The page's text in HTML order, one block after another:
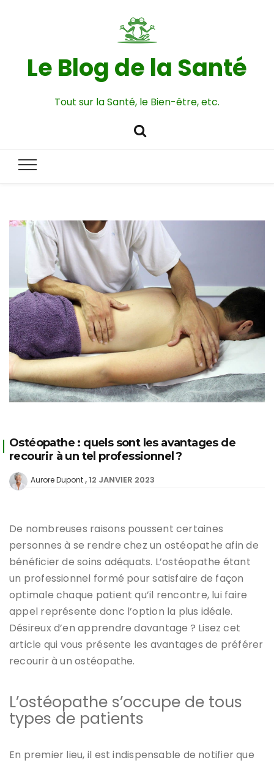
Le Blog de la Santé
Tout sur la Santé, le Bien-être, etc.
Ostéopathe : quels sont les avantages de
recourir à un tel professionnel ?
Aurore Dupont 12 JANVIER 2023
De nombreuses raisons poussent certaines
personnes à se rendre chez un ostéopathe afin de
bénéficier de soins adéquats. L’ostéopathe étant
un professionnel formé pour satisfaire de façon
optimale chaque patient qu’il rencontre, lui faire
appel représente donc l’option la plus idéale.
Désireux d’en apprendre davantage ? Lisez cet
article qui vous présente les avantages de préférer
recourir à un ostéopathe.
L’ostéopathe s’occupe de tous
types de patients
En premier lieu, il est indispensable de notifier que